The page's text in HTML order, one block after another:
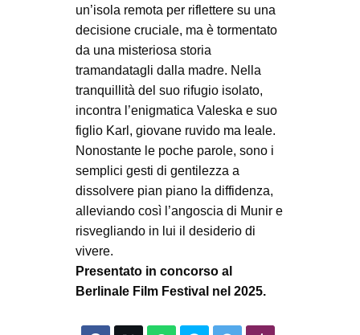
un’isola remota per riflettere su una
decisione cruciale, ma è tormentato
da una misteriosa storia
tramandatagli dalla madre. Nella
tranquillità del suo rifugio isolato,
incontra l’enigmatica Valeska e suo
figlio Karl, giovane ruvido ma leale.
Nonostante le poche parole, sono i
semplici gesti di gentilezza a
dissolvere pian piano la diffidenza,
alleviando così l’angoscia di Munir e
risvegliando in lui il desiderio di
vivere.
Presentato in concorso al
Berlinale Film Festival nel 2025.